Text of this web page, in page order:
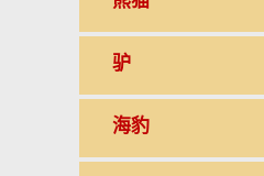
驴
海豹